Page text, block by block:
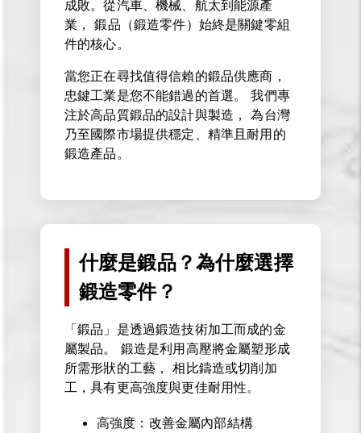
成敗。從汽車、機械、航太到能源產
業， 鍛品（鍛造零件）始終是關鍵零組
件的核心。
當您正在尋找值得信賴的鍛品供應商，
忠鍵工業是您不能錯過的首選。 我們專
注於高品質鍛品的設計與製造， 為台灣
乃至國際市場提供穩定、精準且耐用的
鍛造產品。
什麼是鍛品？為什麼選擇
鍛造零件？
「鍛品」是透過鍛造技術加工而成的金
屬製品。 鍛造是利用高壓將金屬塑形成
所需形狀的工藝， 相比鑄造或切削加
工，具有更高強度與更佳耐用性。
高強度：改善金屬內部結構